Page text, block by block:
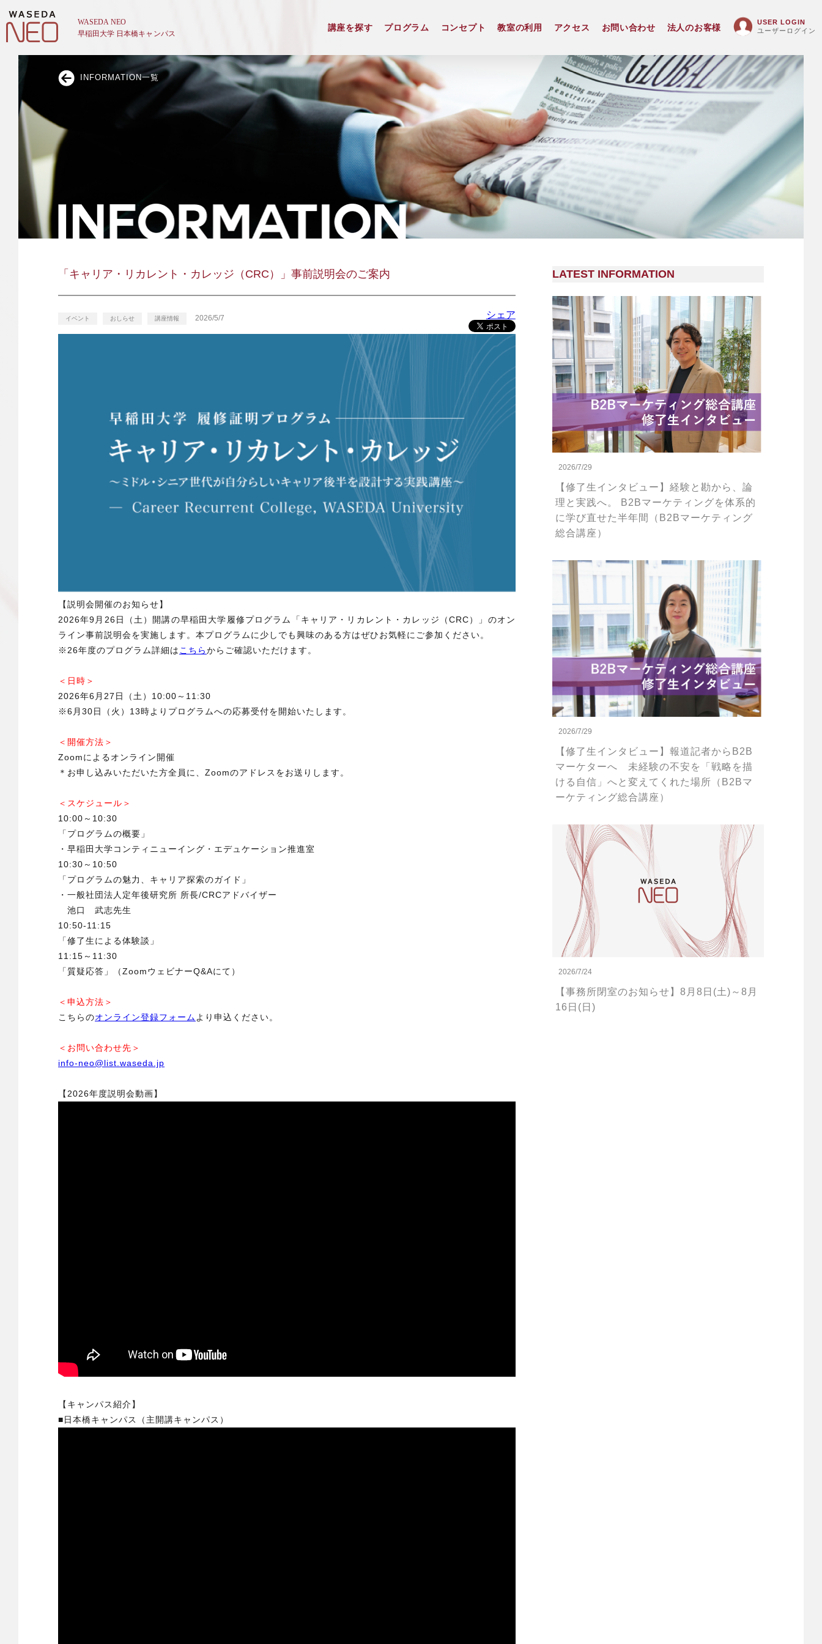
講座を探す プログラム コンセプト 教室の利用 アクセス お問い合わせ 法人のお客様
USER LOGIN
ユーザーログイン
INFORMATION一覧
「キャリア・リカレント・カレッジ（CRC）」事前説明会のご案内
イベント おしらせ 講座情報 2026/5/7 シェア
【説明会開催のお知らせ】
2026年9月26日（土）開講の早稲田大学履修プログラム「キャリア・リカレント・カレッジ（CRC）」のオン
ライン事前説明会を実施します。本プログラムに少しでも興味のある方はぜひお気軽にご参加ください。
※26年度のプログラム詳細はこちらからご確認いただけます。
＜日時＞
2026年6月27日（土）10:00～11:30
※6月30日（火）13時よりプログラムへの応募受付を開始いたします。
＜開催方法＞
Zoomによるオンライン開催
＊お申し込みいただいた方全員に、Zoomのアドレスをお送りします。
＜スケジュール＞
10:00～10:30
「プログラムの概要」
・早稲田大学コンティニューイング・エデュケーション推進室
10:30～10:50
「プログラムの魅力、キャリア探索のガイド」
・一般社団法人定年後研究所 所長/CRCアドバイザー
池口 武志先生
10:50-11:15
「修了生による体験談」
11:15～11:30
「質疑応答」（ZoomウェビナーQ&Aにて）
＜申込方法＞
こちらのオンライン登録フォームより申込ください。
＜お問い合わせ先＞
info-neo@list.waseda.jp
【2026年度説明会動画】
【キャンパス紹介】
■日本橋キャンパス（主開講キャンパス）
LATEST INFORMATION
2026/7/29
【修了生インタビュー】経験と勘から、論
理と実践へ。 B2Bマーケティングを体系的
に学び直せた半年間（B2Bマーケティング
総合講座）
2026/7/29
【修了生インタビュー】報道記者からB2B
マーケターへ 未経験の不安を「戦略を描
ける自信」へと変えてくれた場所（B2Bマ
ーケティング総合講座）
2026/7/24
【事務所閉室のお知らせ】8月8日(土)～8月
16日(日)